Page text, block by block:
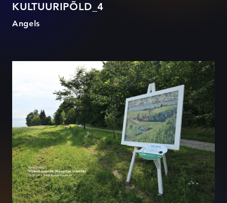
KULTUURIPÕLD_4
Angels
KULTUURIPÕLD_3